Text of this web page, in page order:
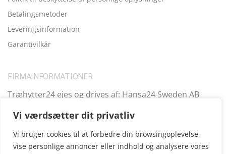
Vi værdsætter dit privatliv
Vi bruger cookies til at forbedre din browsingoplevelse,
vise personlige annoncer eller indhold og analysere vores
Betalingsmetoder
Leveringsinformation
Garantivilkår
FIRMAINFORMATIONER
Træhytter24 ejes og drives af: Hansa24 Sweden AB
Kungsbro Strand 29, 112 26 Stockholm, Sverige.